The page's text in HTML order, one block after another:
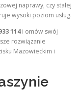
naprawy, czy stałej
wysoki poziom usług.
114i omów swój
rozwiązanie
Mazowieckim i